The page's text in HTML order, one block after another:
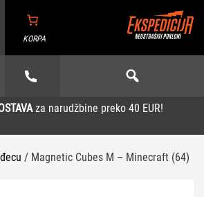
KORPA
za narudžbine preko 40 EUR!
/ Magnetic Cubes M – Minecraft (64)